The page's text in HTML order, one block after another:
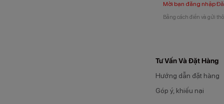
Mời bạn đăng nhập
Bằng cách điền và gửi
Tư Vấn Và Đặt Hàng
Hướng dẫn đặt hàng
Góp ý, khiếu nại